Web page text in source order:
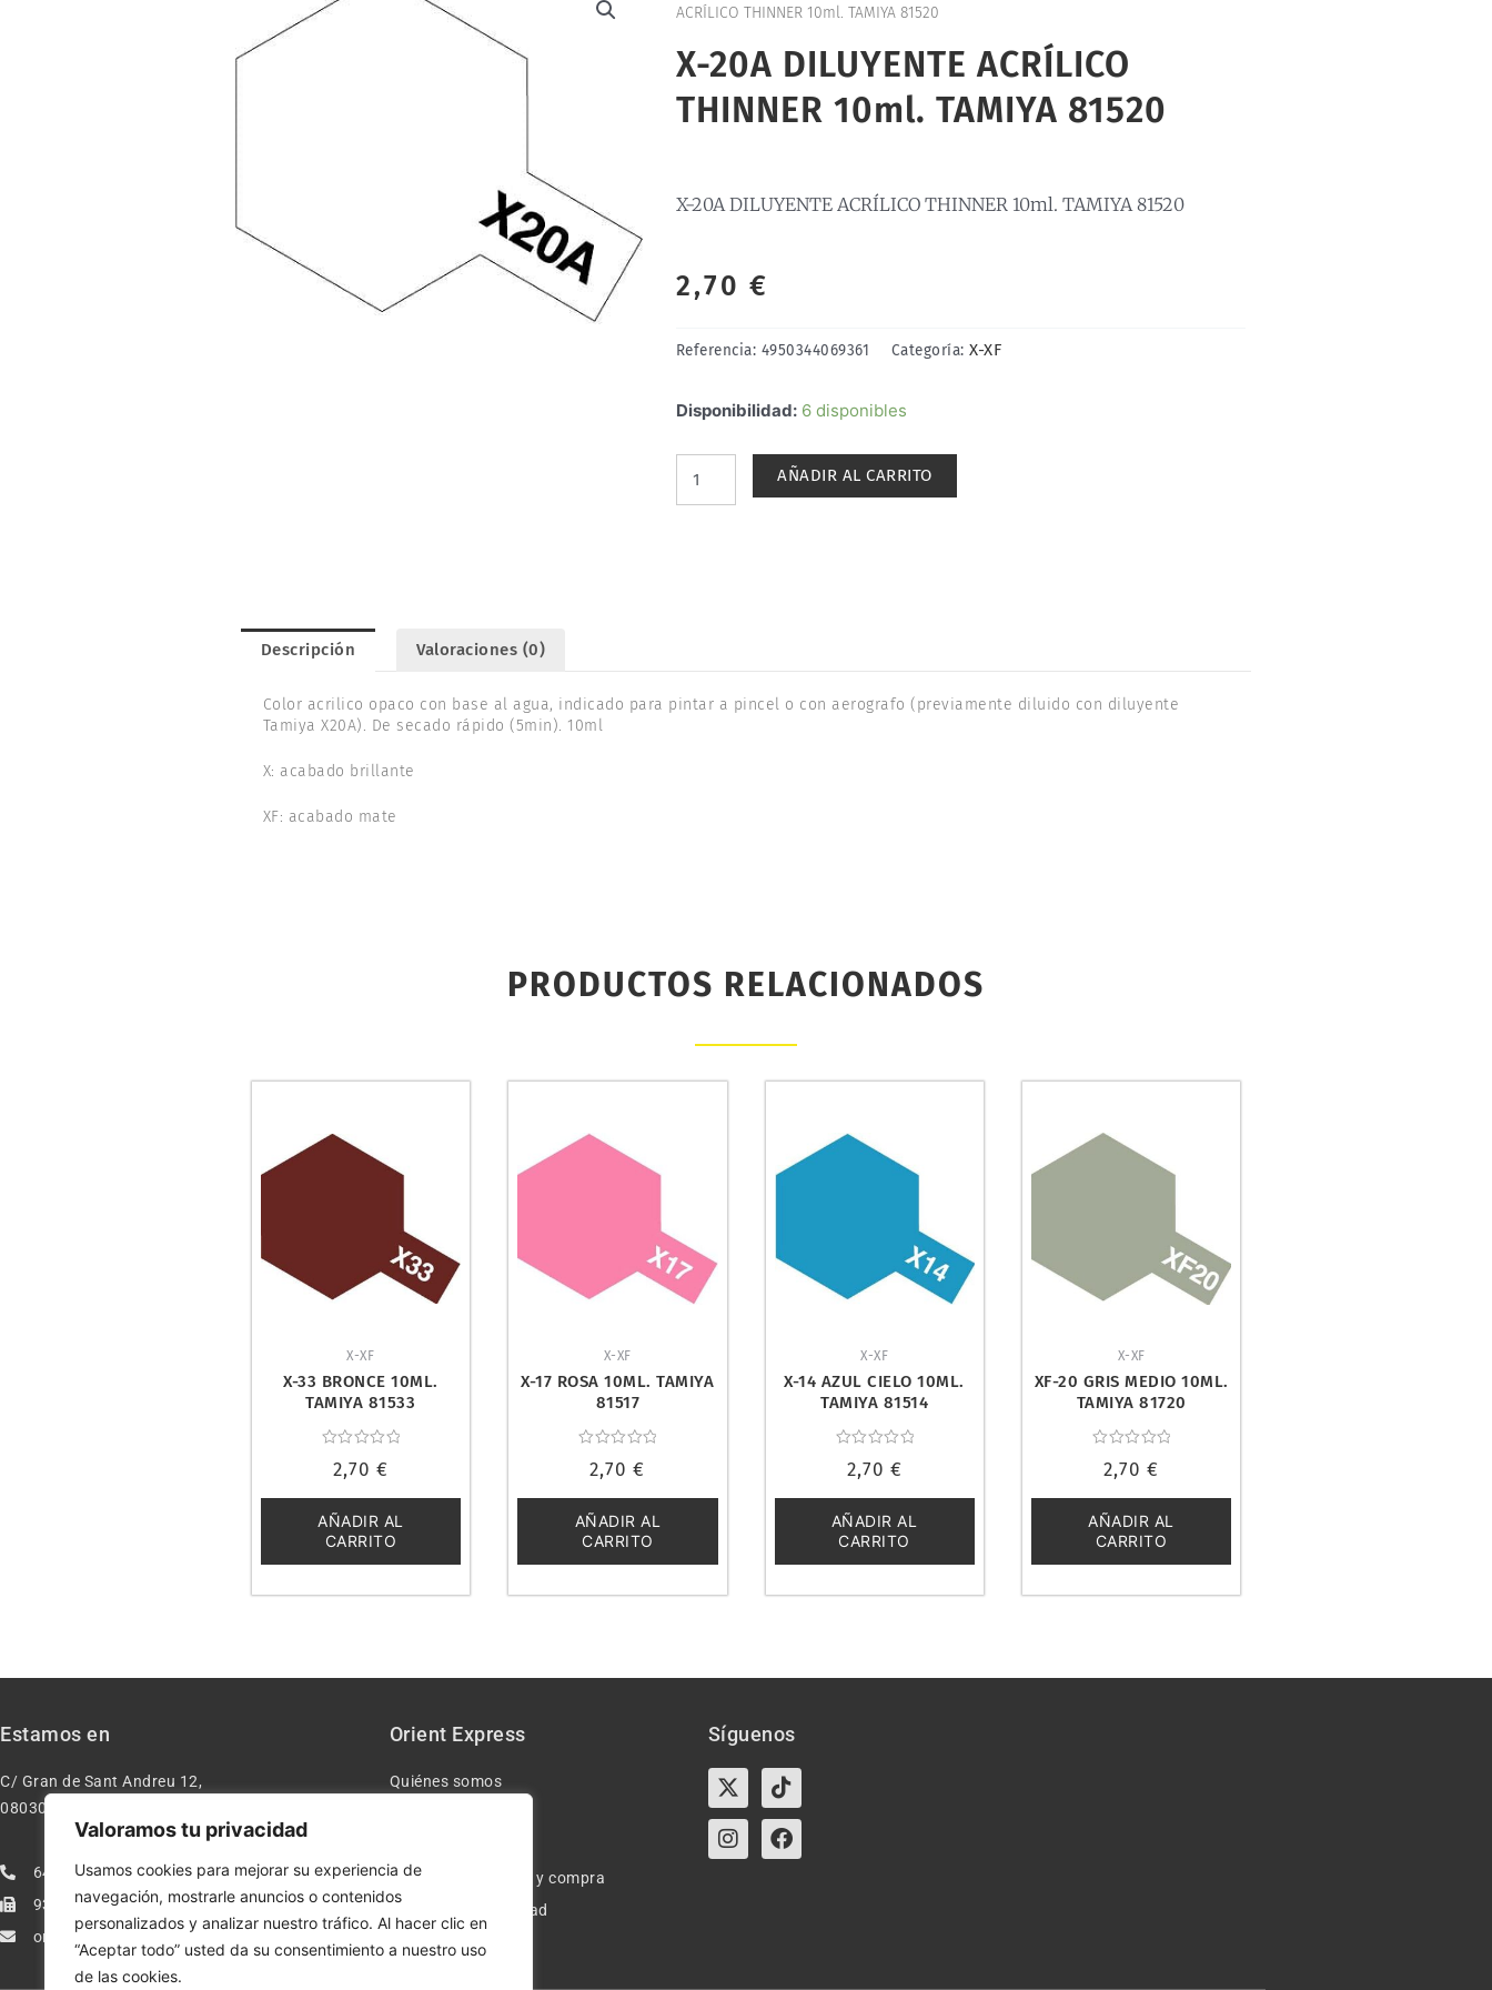
Valoramos tu privacidad
Usamos cookies para mejorar su experiencia de
navegación, mostrarle anuncios o contenidos
personalizados y analizar nuestro tráfico. Al hacer clic en
“Aceptar todo” usted da su consentimiento a nuestro uso
de las cookies.
ACRÍLICO THINNER 10ml. TAMIYA 81520
X-20A DILUYENTE ACRÍLICO
THINNER 10ml. TAMIYA 81520
X-20A DILUYENTE ACRÍLICO THINNER 10ml. TAMIYA 81520
2,70 €
Referencia: 4950344069361 Categoría:X-XF
Disponibilidad: 6 disponibles
X-
ACRÍLICO
AÑADIR AL CARRITO
Descripción Valoraciones (0)
Color acrilico opaco con base al agua, indicado para pintar a pincel o con aerografo (previamente diluido con diluyente
Tamiya X20A). De secado rápido (5min). 10ml
X: acabado brillante
XF: acabado mate
PRODUCTOS RELACIONADOS
X-XF
X-33 BRONCE 10ML.
TAMIYA 81533
con
de
5
2,70 €
AÑADIR AL
CARRITO
X-XF
X-17 ROSA 10ML. TAMIYA
81517
con
de
5
2,70€
AÑADIR AL
CARRITO
X-XF
X-14 AZUL CIELO 10ML.
TAMIYA 81514
con
de
5
2,70 €
AÑADIR AL
CARRITO
X-XF
XF-20 GRIS MEDIO 10ML.
TAMIYA 81720
con
de
5
2,70€
AÑADIR AL
CARRITO
Estamos en
C/ Gran de Sant Andreu 12,
08030 – Barcelona España
640277962
933113005
orientexpressmodelismo@gmail.com
Orient Express
Quiénes somos
Condiciones de uso y compra
Política de privacidad
Política de cookies
Síguenos
X-
twitter
Tiktok
InstagramFacebook